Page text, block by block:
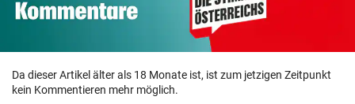
Da dieser Artikel älter als 18 Monate ist, ist zum jetzigen Zeitpunkt
kein Kommentieren mehr möglich.